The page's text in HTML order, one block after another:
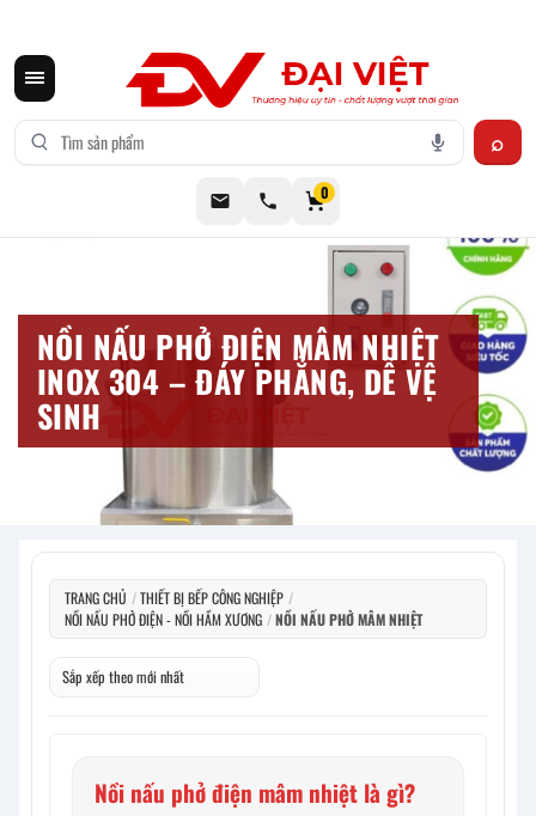
0
NỒI NẤU PHỞ ĐIỆN MÂM NHIỆT
INOX 304 – ĐÁY PHẲNG, DỄ VỆ
SINH
TRANG CHỦ / THIẾT BỊ BẾP CÔNG NGHIỆP /
NỒI NẤU PHỞ ĐIỆN - NỒI HẦM XƯƠNG / NỒI NẤU PHỞ MÂM NHIỆT
Nồi nấu phở điện mâm nhiệt là gì?